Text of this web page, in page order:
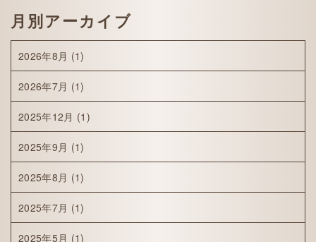
月別アーカイブ
2026年8月 (1)
2026年7月 (1)
2025年12月 (1)
2025年9月 (1)
2025年8月 (1)
2025年7月 (1)
2025年5月 (1)